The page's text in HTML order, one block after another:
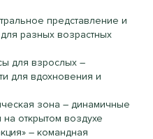
представление и
разных возрастных
для взрослых –
для вдохновения и
зона – динамичные
открытом воздухе
– командная